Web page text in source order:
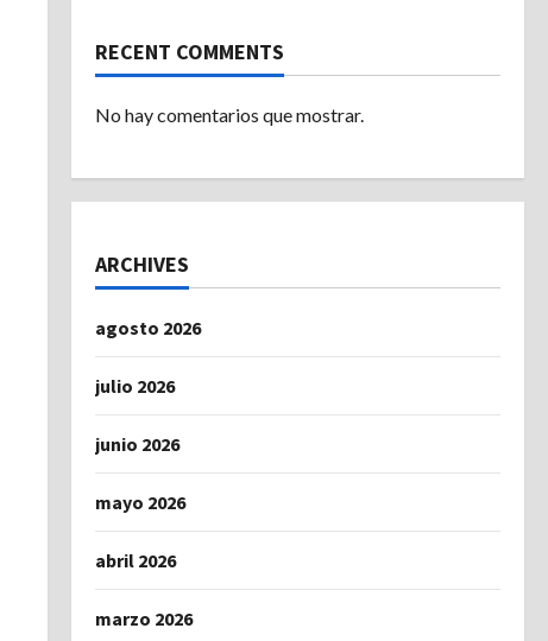
RECENT COMMENTS
No hay comentarios que mostrar.
ARCHIVES
agosto 2026
julio 2026
junio 2026
mayo 2026
abril 2026
marzo 2026